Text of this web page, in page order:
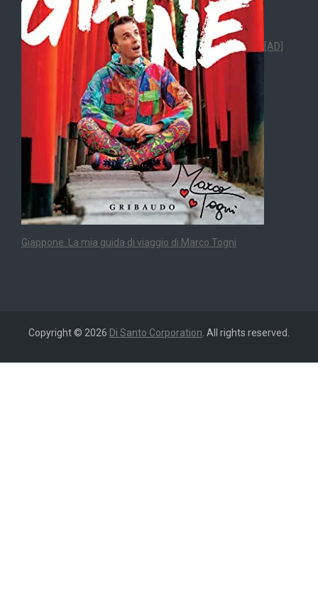
[AD]
Giappone. La mia guida di viaggio di Marco Togni
Copyright © 2026 Di Santo Corporation. All rights reserved.